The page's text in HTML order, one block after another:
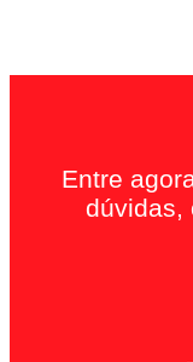
Entre
dúvidas,